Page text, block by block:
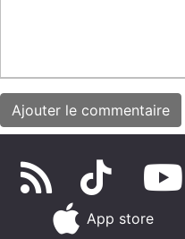
App store